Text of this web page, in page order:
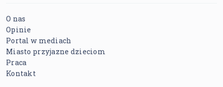
O nas
Opinie
Portal w mediach
Miasto przyjazne dzieciom
Praca
Kontakt